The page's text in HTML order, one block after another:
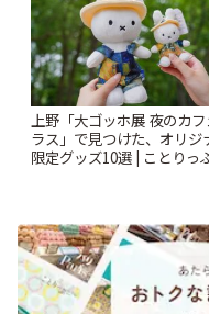
上野「大ゴッホ展 夜のカ
ラス」で見つけた、オリジ
限定グッズ10選 | ことりっ